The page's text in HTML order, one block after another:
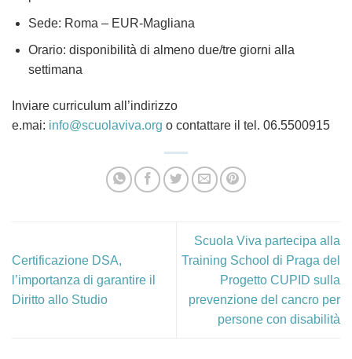
Sede: Roma – EUR-Magliana
Orario: disponibilità di almeno due/tre giorni alla
settimana
Inviare curriculum all’indirizzo
e.mai: info@scuolaviva.org o contattare il tel. 06.5500915
Certificazione DSA,
l’importanza di garantire il
Diritto allo Studio
Scuola Viva partecipa alla
Training School di Praga del
Progetto CUPID sulla
prevenzione del cancro per
persone con disabilità